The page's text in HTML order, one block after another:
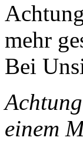
mehr
Bei
einem